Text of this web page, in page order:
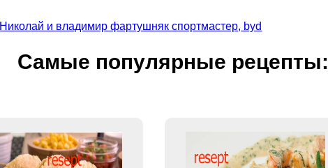
Николай и владимир фартушняк спортмастер, byd
Самые популярные рецепты: